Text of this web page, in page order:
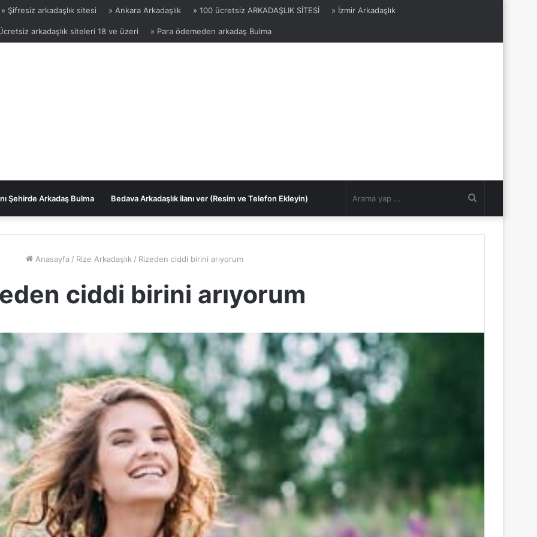
» Şifresiz arkadaşlık sitesi » Ankara Arkadaşlık » 100 ücretsiz ARKADAŞLIK SİTESİ » İzmir Arkadaşlık
arkadaşlık siteleri 18 ve üzeri » Para ödemeden arkadaş Bulma
Şehirde Arkadaş Bulma Bedava Arkadaşlık ilanı ver (Resim ve Telefon Ekleyin)
yap
Anasayfa / Rize Arkadaşlık / Rizeden ciddi birini arıyorum
ciddi birini arıyorum